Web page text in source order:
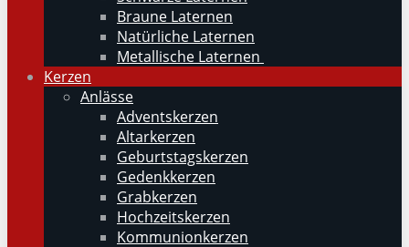
Braune Laternen
Natürliche Laternen
Metallische Laternen
Kerzen
Anlässe
Adventskerzen
Altarkerzen
Geburtstagskerzen
Gedenkkerzen
Grabkerzen
Hochzeitskerzen
Kommunionkerzen